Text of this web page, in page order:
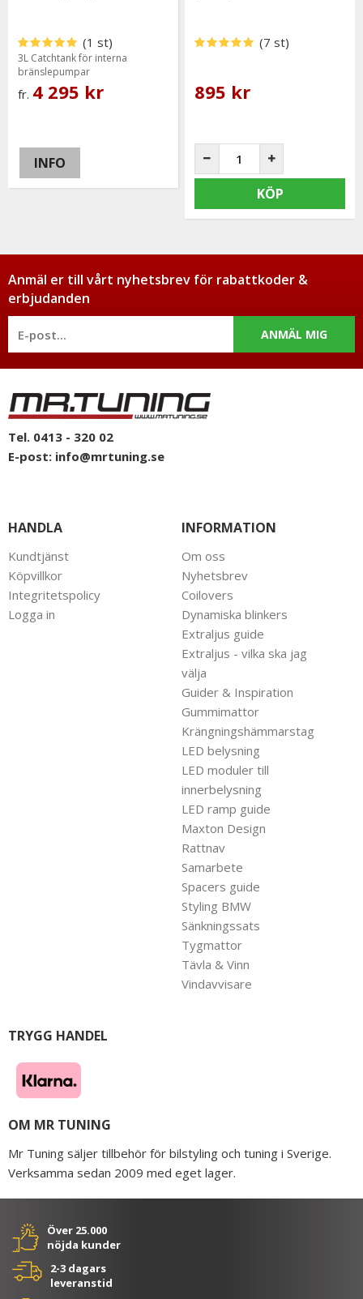
(1 st)
3L Catchtank för interna
bränslepumpar
fr. 4 295 kr
INFO
(7 st)
895 kr
KÖP
Anmäl er till vårt nyhetsbrev för rabattkoder &
erbjudanden
ANMÄL MIG
Tel. 0413 - 320 02
E-post: info@mrtuning.se
HANDLA
Kundtjänst
Köpvillkor
Integritetspolicy
Logga in
INFORMATION
Om oss
Nyhetsbrev
Coilovers
Dynamiska blinkers
Extraljus guide
Extraljus - vilka ska jag
välja
Guider & Inspiration
Gummimattor
Krängningshämmarstag
LED belysning
LED moduler till
innerbelysning
LED ramp guide
Maxton Design
Rattnav
Samarbete
Spacers guide
Styling BMW
Sänkningssats
Tygmattor
Tävla & Vinn
Vindavvisare
TRYGG HANDEL
OM MR TUNING
Mr Tuning säljer tillbehör för bilstyling och tuning i Sverige.
Verksamma sedan 2009 med eget lager.
Över 25.000
nöjda kunder
2-3 dagars
leveranstid